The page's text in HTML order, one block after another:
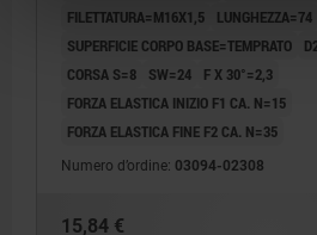
FILETTATURA=M16X1,5
LUNGHEZZA=74
SUPERFICIE CORPO BASE=TEMPRATO
CORSA S=8
SW=24
F X 30°=2,3
FORZA ELASTICA INIZIO F1 CA. N=15
FORZA ELASTICA FINE F2 CA. N=35
Numero d’ordine: 03094-02308
15,84 €